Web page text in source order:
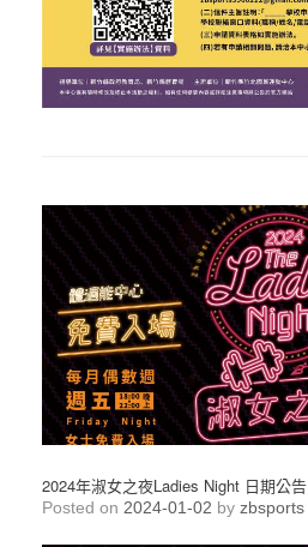
2024年淑女之夜Ladies Night 日期公告
Posted on 2024-01-02 by zbsports